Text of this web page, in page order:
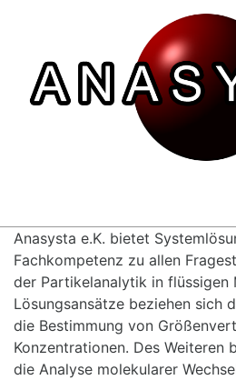
Anasysta e.K. bietet
Fachkompetenz zu allen
der Partikelanalytik in flüssigen
Lösungsansätze beziehen sich
die Bestimmung von
Konzentrationen. Des Weiteren
die Analyse molekularer